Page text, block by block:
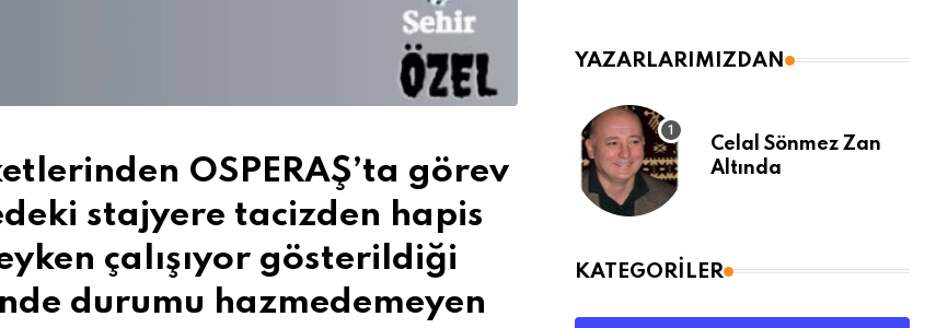
OSPERAŞ’ta görev
stajyere tacizden hapis
çalışıyor gösterildiği
durumu hazmedemeyen
YAZARLARIMIZDAN
Celal Sönmez Zan
Altında
KATEGORILER